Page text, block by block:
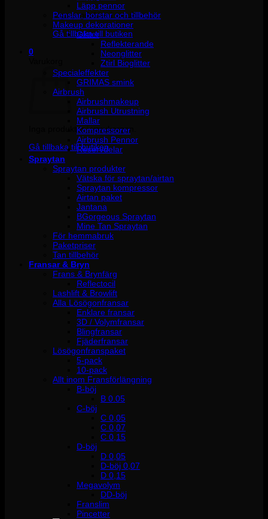
Inga produkter i varukorgen.
Gå tillbaka till butiken
0
Inga produkter i varukorgen.
Gå tillbaka till butiken
Läpp pennor
Penslar, borstar och tillbehör
Makeup dekorationer
Glitter
Reflekterande
Neonglitter
Ztirl Bioglitter
Specialeffekter
GRIMAS smink
Airbrush
Airbrushmakeup
Airbrush Utrustning
Mallar
Kompressorer
Airbrush Pennor
Reservdelar
Spraytan
Spraytan produkter
Vätska för spraytan/airtan
Spraytan kompressor
Airtan paket
Jantana
BGorgeous Spraytan
Mine Tan Spraytan
För hemmabruk
Paketpriser
Tan tillbehör
Fransar & Bryn
Frans & Brynfärg
Reflectocil
Lashlift & Browlift
Alla Lösögonfransar
Enklare fransar
3D / Volymfransar
Blingfransar
Fjäderfransar
Lösögonfranspaket
5-pack
10-pack
Allt inom Fransförlängning
B-böj
B 0.05
C-böj
C 0,05
C 0,07
C 0,15
D-böj
D 0,05
D-böj 0,07
D 0,15
Megavolym
DD-böj
Franslim
Pincetter